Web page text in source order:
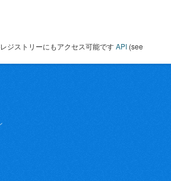
ジストリーにもアクセス可能ですAPI (see